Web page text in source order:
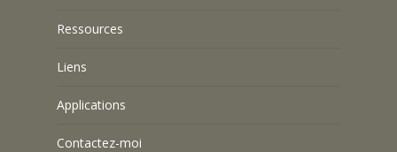
Ressources
Liens
Applications
Contactez-moi